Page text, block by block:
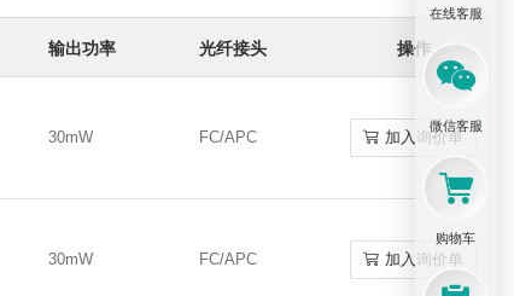
在线客服
微信客服
购物车
输出功率 光纤接头 操作
30mW FC/APC 加入询价单
30mW FC/APC 加入询价单
30mW FC/APC 加入询价单
30mW FC/APC 加入询价单